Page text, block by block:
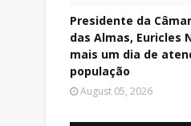
Presidente da
das Almas, Euricles
mais um dia de
população
August 05, 2026